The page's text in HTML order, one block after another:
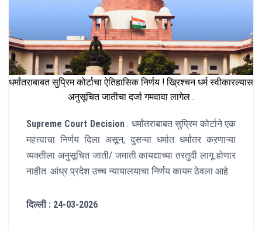
धर्मांतराबाबत सुप्रिम कोर्टाचा ऐतिहासिक निर्णय ! ख्रिश्चन धर्म स्वीकारल्यास
अनुसूचित जातीचा दर्जा गमवावा लागेल .
Supreme Court Decision: धर्मांतराबाबत सुप्रिम कोर्टाने एक
महत्त्वाचा निर्णय दिला असून, दुसऱ्या धर्मात धर्मांतर कऱणाऱ्या
व्यक्तीला अनुसूचित जाती/ जमाती कायद्याच्या तरतुदी लागू होणार
नाहीत. आंध्र प्रदेश उच्च न्यायालयाचा निर्णय कायम ठेवला आहे.
दिल्ली : 24-03-2026